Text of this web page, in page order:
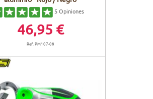
5Opiniones
46,95 €
Ref. PM107-08